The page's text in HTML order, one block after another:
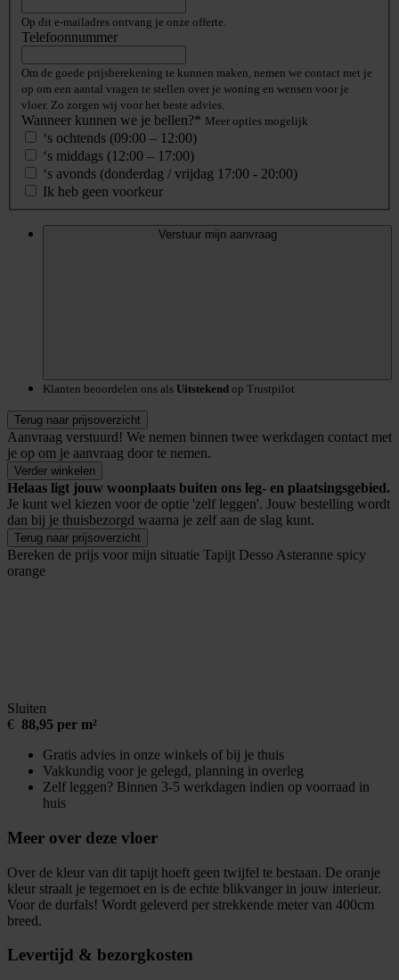
Op dit e-mailadres ontvang je onze offerte.
Telefoonnummer
Om de goede prijsberekening te kunnen maken, nemen we contact met je
op om een aantal vragen te stellen over je woning en wensen voor je
vloer. Zo zorgen wij voor het beste advies.
Wanneer kunnen we je bellen?* Meer opties mogelijk
‘s ochtends (09:00 – 12:00)
‘s middags (12:00 – 17:00)
‘s avonds (donderdag / vrijdag 17:00 - 20:00)
Ik heb geen voorkeur
Verstuur mijn aanvraag
Klanten beoordelen ons als Uitstekend op Trustpilot
Terug naar prijsoverzicht
Aanvraag verstuurd! We nemen binnen twee werkdagen contact met
je op om je aanvraag door te nemen.
Verder winkelen
Helaas ligt jouw woonplaats buiten ons leg- en plaatsingsgebied.
Je kunt wel kiezen voor de optie 'zelf leggen'. Jouw bestelling wordt
dan bij je thuisbezorgd waarna je zelf aan de slag kunt.
Terug naar prijsoverzicht
Bereken de prijs voor mijn situatie Tapijt Desso Asteranne spicy
orange
Sluiten
€ 88,95 per m²
Gratis advies in onze winkels of bij je thuis
Vakkundig voor je gelegd, planning in overleg
Zelf leggen? Binnen 3-5 werkdagen indien op voorraad in
huis
Meer over deze vloer
Over de kleur van dit tapijt hoeft geen twijfel te bestaan. De oranje
kleur straalt je tegemoet en is de echte blikvanger in jouw interieur.
Voor de durfals! Wordt geleverd per strekkende meter van 400cm
breed.
Levertijd & bezorgkosten